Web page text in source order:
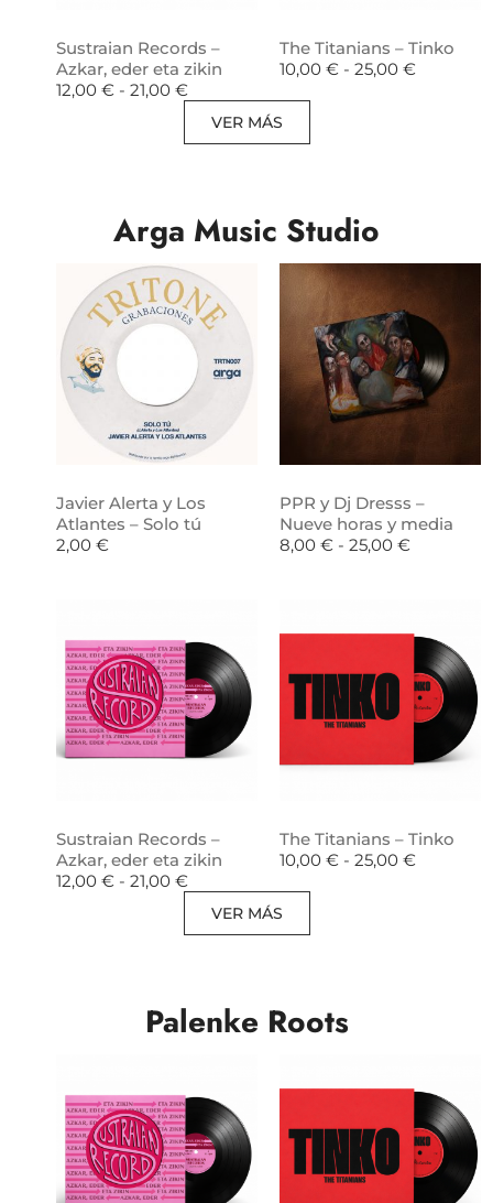
Sustraian Records –
Azkar, eder eta zikin
12,00 € - 21,00 €
The Titanians – Tinko
10,00 € - 25,00 €
VER MÁS
Arga Music Studio
Javier Alerta y Los
Atlantes – Solo tú
2,00 €
PPR y Dj Dresss –
Nueve horas y media
8,00 € - 25,00 €
Sustraian Records –
Azkar, eder eta zikin
12,00 € - 21,00 €
The Titanians – Tinko
10,00 € - 25,00 €
VER MÁS
Palenke Roots